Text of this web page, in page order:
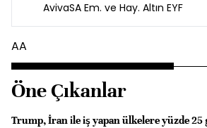
AvivaSA Em. ve Hay. Altın EYF
AA
Öne Çıkanlar
Trump, İran ile iş yapan ülkelere yüzde